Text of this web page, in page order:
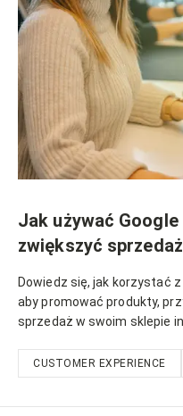
Jak używać
zwiększyć
Dowiedz się, jak korzystać
aby promować produkty,
sprzedaż w swoim sklepie
CUSTOMER EXPERIENCE